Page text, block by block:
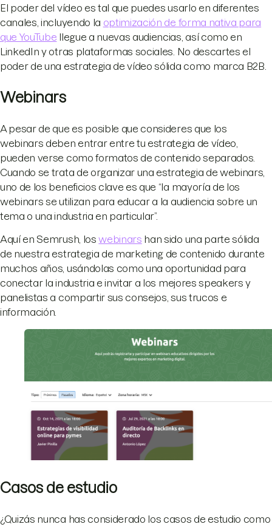
El poder del vídeo es tal que puedes usarlo en diferentes
canales, incluyendo la optimización de forma nativa para
que YouTube llegue a nuevas audiencias, así como en
LinkedIn y otras plataformas sociales. No descartes el
poder de una estrategia de vídeo sólida como marca B2B.
Webinars
A pesar de que es posible que consideres que los
webinars deben entrar entre tu estrategia de vídeo,
pueden verse como formatos de contenido separados.
Cuando se trata de organizar una estrategia de webinars,
uno de los beneficios clave es que “la mayoría de los
webinars se utilizan para educar a la audiencia sobre un
tema o una industria en particular”.
Aquí en Semrush, loswebinars han sido una parte sólida
de nuestra estrategia de marketing de contenido durante
muchos años, usándolas como una oportunidad para
conectar la industria e invitar a los mejores speakers y
panelistas a compartir sus consejos, sus trucos e
información.
Casos de estudio
¿Quizás nunca has considerado los casos de estudio como